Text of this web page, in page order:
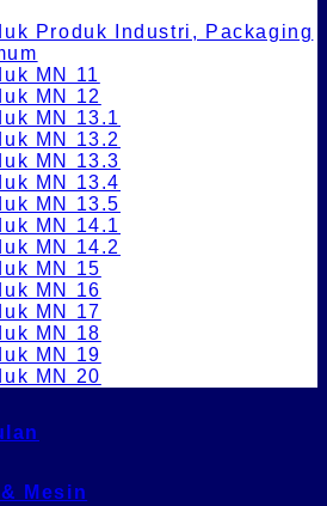
Produk Industri, Packaging
MN 11
MN 12
MN 13.1
MN 13.2
MN 13.3
MN 13.4
MN 13.5
MN 14.1
MN 14.2
MN 15
MN 16
MN 17
MN 18
MN 19
MN 20
Mesin